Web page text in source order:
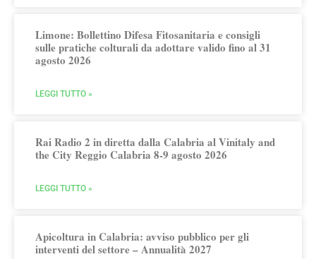
Limone: Bollettino Difesa Fitosanitaria e consigli
sulle pratiche colturali da adottare valido fino al 31
agosto 2026
LEGGI TUTTO »
Rai Radio 2 in diretta dalla Calabria al Vinitaly and
the City Reggio Calabria 8-9 agosto 2026
LEGGI TUTTO »
Apicoltura in Calabria: avviso pubblico per gli
interventi del settore – Annualità 2027